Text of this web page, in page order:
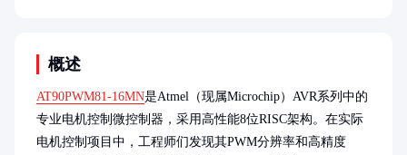
概述
AT90PWM81-16MN是Atmel（现属Microchip）AVR系列中的
专业电机控制微控制器，采用高性能8位RISC架构。在实际
电机控制项目中，工程师们发现其PWM分辨率和高精度